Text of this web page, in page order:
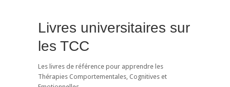
Livres universitaires sur
les TCC
Les livres de référence pour apprendre les
Thérapies Comportementales, Cognitives et